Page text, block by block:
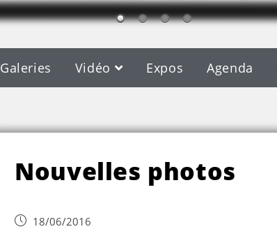
Galeries Vidéo Expos Agenda
Nouvelles photos
18/06/2016